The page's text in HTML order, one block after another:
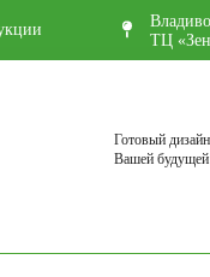
ТЦ
Готовый
Вашей